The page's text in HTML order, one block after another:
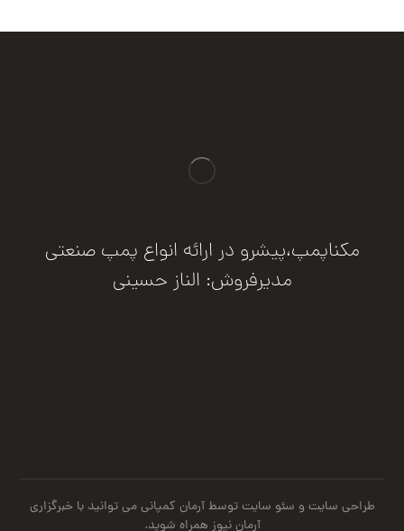
مکناپمپ،پیشرو در ارائه انواع پمپ صنعتی
مدیرفروش: الناز حسینی
طراحی سایت و سئو سایتتوسط آرمان کمپانی می توانید باخبرگزاری
آرمان نیوز همراه شوید.